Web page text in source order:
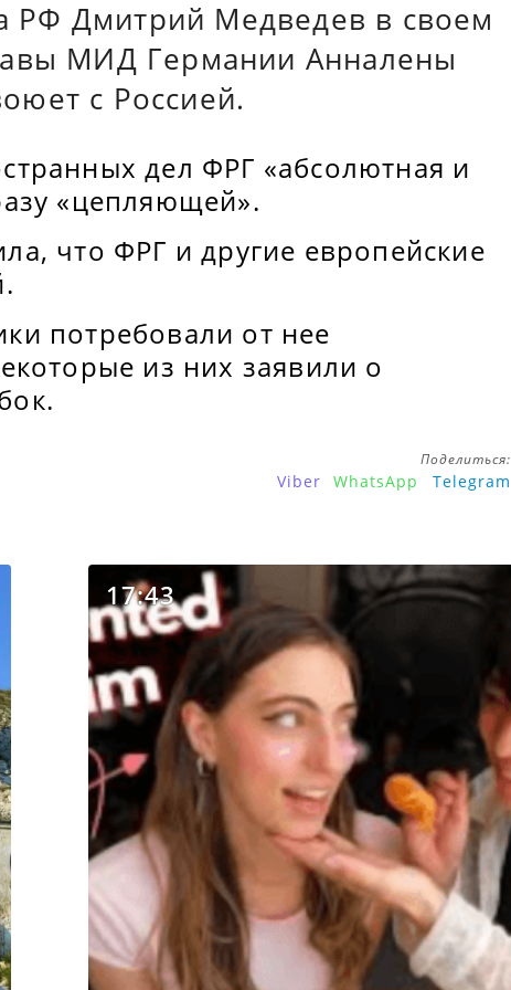
РФ Дмитрий Медведев в своем
МИД Германии Анналены
с Россией.
дел ФРГ «абсолютная и
«цепляющей».
что ФРГ и другие европейские
потребовали от нее
из них заявили о
Поделиться:
Viber WhatsApp Telegram
17:43